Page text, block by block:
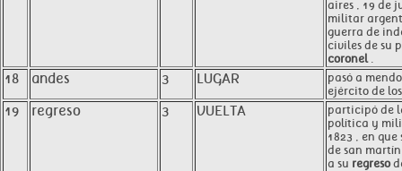
aires , 19 de
militar
guerra de
civiles de su
coronel.
18 andes 3 LUGAR
pasó a
ejército de
19 regreso 3 VUELTA
participó de
política y
1823 , en que
de san
a su regreso